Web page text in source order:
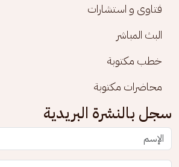
فتاوى و استشارات
البث المباشر
خطب مكتوبة
محاضرات مكتوبة
سجل بالنشرة البريدية